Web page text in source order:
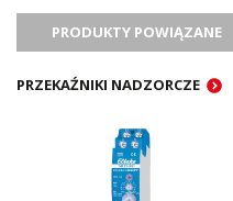
[VA]
Maksymalna zdolność
2300
Liczba styków zwiernych
1
Liczba styków rozwiernych
PRODUKTY POWIĄZANE
PRZEKAŹNIKI NADZORCZE